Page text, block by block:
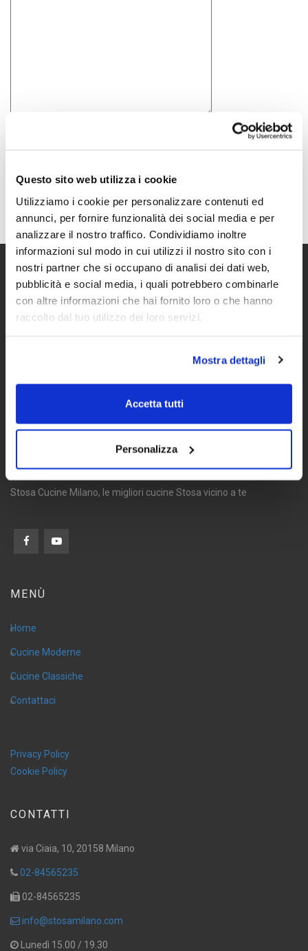
Questo sito web utilizza i cookie
Utilizziamo i cookie per personalizzare contenuti ed
annunci, per fornire funzionalità dei social media e per
analizzare il nostro traffico. Condividiamo inoltre
informazioni sul modo in cui utilizzi il nostro sito con i
nostri partner che si occupano di analisi dei dati web,
pubblicità e social media, i quali potrebbero combinarle
con altre informazioni che hai fornito loro o che hanno
raccolto dal tuo utilizzo dei loro servizi.
Mostra dettagli
Accetta tutti
Personalizza
Stosa Cucine Milano, le migliori cucine Stosa vicino a te
MENÙ
Home
Cucine Moderne
Cucine Classiche
Contattaci
Privacy Policy
Cookie Policy
CONTATTI
via Ciaia, 10, 20158 Milano
02-84565235
02-84565235
info@stosamilano.com
Lunedì 15.00 / 19.30